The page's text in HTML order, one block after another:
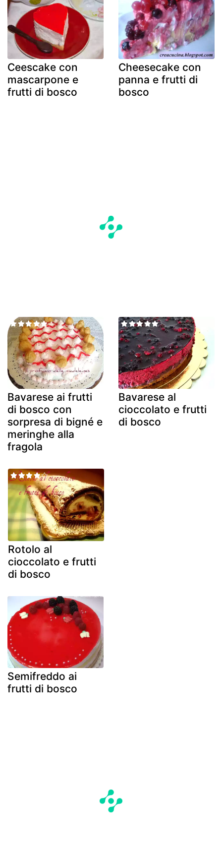
Ceescake con
mascarpone e
frutti di bosco
Cheesecake con
panna e frutti di
bosco
Bavarese ai frutti
di bosco con
sorpresa di bigné e
meringhe alla
fragola
Bavarese al
cioccolato e frutti
di bosco
Rotolo al
cioccolato e frutti
di bosco
Semifreddo ai
frutti di bosco